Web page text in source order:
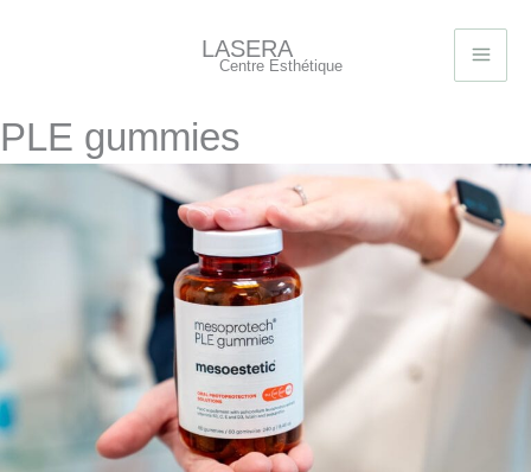
LASERA
Centre Esthétique
PLE gummies